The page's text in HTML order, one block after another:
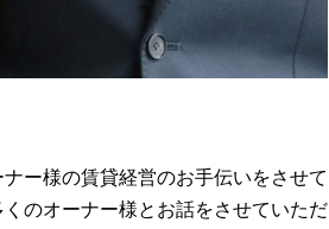
ー様の賃貸経営のお手伝いをさせて
のオーナー様とお話をさせていただ